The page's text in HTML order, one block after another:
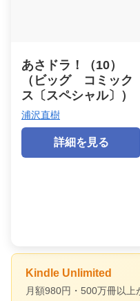
あさドラ！（10）
（ビッグ コミック
ス〔スペシャル〕）
浦沢直樹
詳細を見る
Kindle Unlimited
月額980円・500万冊以上